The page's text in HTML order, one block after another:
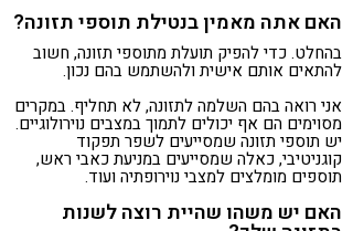
האם אתה מאמין בנטילת תוספי תזונה?
בהחלט. כדי להפיק תועלת מתוספי תזונה, חשוב
להתאים אותם אישית ולהשתמש בהם נכון.
אני רואה בהם השלמה לתזונה, לא תחליף. במקרים
מסוימים הם אף יכולים לתמוך במצבים נוירולוגיים.
יש תוספי תזונה שמסייעים לשפר תפקוד
קוגניטיבי, כאלה שמסייעים במניעת כאבי ראש,
תוספים מומלצים למצבי נוירופתיה ועוד.
האם יש משהו שהיית רוצה לשנות